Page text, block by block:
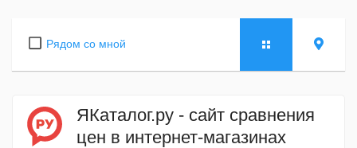
Рядом со мной
ЯКаталог.ру - сайт сравнения
цен в интернет-магазинах